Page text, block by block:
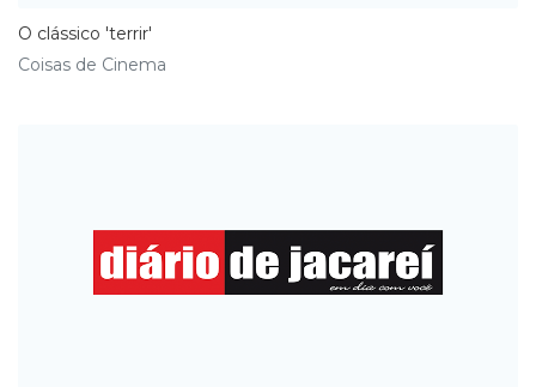
O clássico 'terrir'
Coisas de Cinema